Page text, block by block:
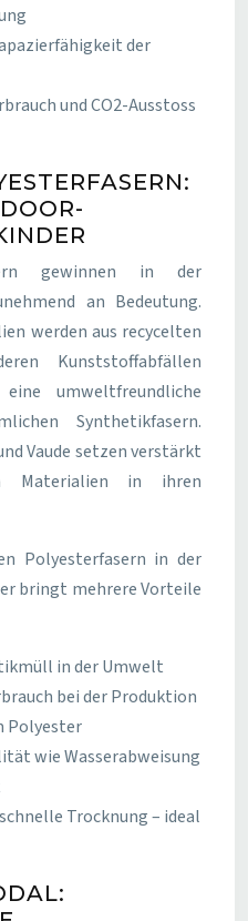
der
und CO2-Ausstoss
gewinnen in der
an Bedeutung.
werden aus recycelten
Kunststoffabfällen
umweltfreundliche
Synthetikfasern.
Vaude setzen verstärkt
Materialien in ihren
Polyesterfasern in der
bringt mehrere Vorteile
in der Umwelt
bei der Produktion
Polyester
wie Wasserabweisung
Trocknung – ideal